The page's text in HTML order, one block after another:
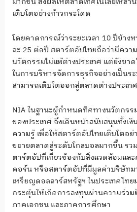
เติบโตอย่างก้าวกระโดด
โดยคาดการณ์ว่าระยะเวลา 10 ปีข้าง
ละ 25 ต่อปี สตาร์ตอัปไทยถือว่ามีคว
นวัตกรรมไม่แพ้ต่างประเทศ แต่ยังขา
ในการบริหารจัดการธุรกิจอย่างเป็นร
สามารถเติบโตออกสู่ตลาดต่างประเท
NIA ในฐานะผู้กำหนดทิศทางนวัตกรร
ของประเทศ จึงเดินหน้าสนับสนุนทั้งเ
ความรู้ เพื่อให้สตาร์ตอัปไทยเติบโตอ
ขยายตลาดสู่ระดับโกลบอลมากขึ้น รว
ตาร์ตอัปที่เกี่ยวข้องกับสิ่งแวดล้อมแล
คอร์น หรือสตาร์ตอัปที่มีมูลค่าบริษัทม
เหรียญดอลลาร์สหรัฐฯ ในประเทศไท
กระตุ้นให้เกิดการลงทุนผ่านความร่ว
ภาคเอกชน และภาคการศึกษา